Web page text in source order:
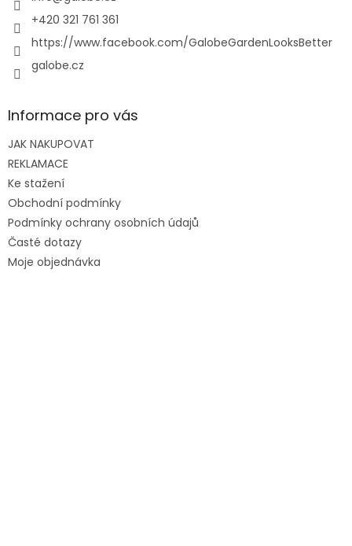
+420 321 761 361
https://www.facebook.com/GalobeGardenLooksBetter
galobe.cz
Informace pro vás
JAK NAKUPOVAT
REKLAMACE
Ke stažení
Obchodní podmínky
Podmínky ochrany osobních údajů
Časté dotazy
Moje objednávka